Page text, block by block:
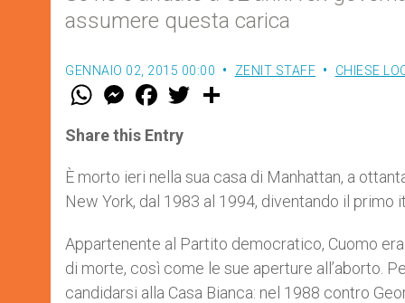
assumere questa carica
GENNAIO 02, 2015 00:00 ZENIT STAFF CHIESE
W
t
s
p
p
M
e
s
e
g
e
r
F
a
e
b
o
k
w
r
Share this Entry
È morto ieri nella sua casa di Manhattan, a
New York, dal 1983 al 1994, diventando il primo
Appartenente al Partito democratico, Cuomo
di morte, così come le sue aperture all’aborto.
candidarsi alla Casa Bianca: nel 1988 contro